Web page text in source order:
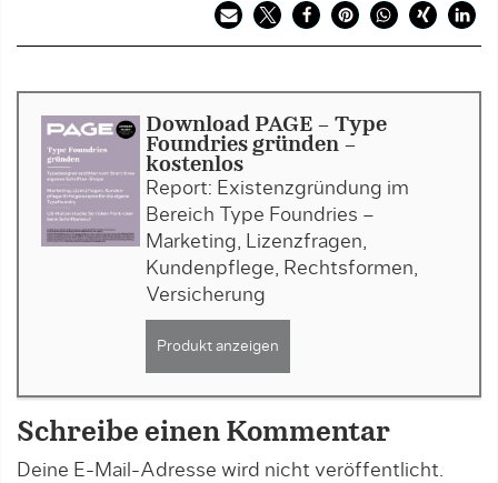
Download PAGE - Type
Foundries gründen -
kostenlos
Report: Existenzgründung im
Bereich Type Foundries –
Marketing, Lizenzfragen,
Kundenpflege, Rechtsformen,
Versicherung
Produkt anzeigen
Schreibe einen Kommentar
Deine E-Mail-Adresse wird nicht veröffentlicht.